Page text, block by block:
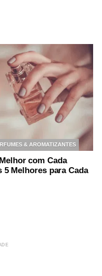
& AROMATIZANTES
com Cada
Melhores para Cada